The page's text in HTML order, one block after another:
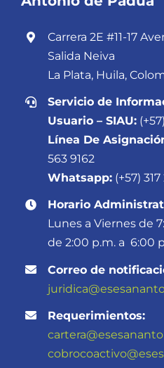
Carrera 2E #11-17
Salida Neiva
La Plata, Huila,
Servicio de
Usuario – SIAU:
Línea De
563 9162
Whatsapp: (+57)
Horario
Lunes a Viernes de
de 2:00 p.m. a 6:00
Correo de
Requerimientos:
cobrocoactivo@